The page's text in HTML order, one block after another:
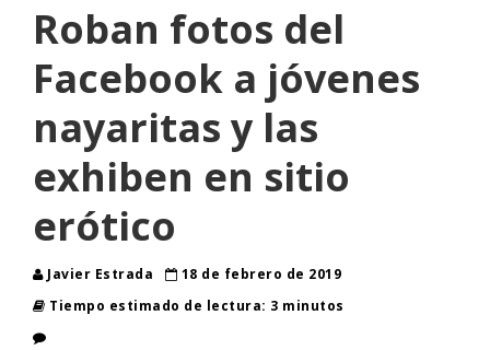
Roban fotos del
Facebook a jóvenes
nayaritas y las
exhiben en sitio
erótico
Javier Estrada
18 de febrero de 2019
Tiempo estimado de lectura: 3 minutos